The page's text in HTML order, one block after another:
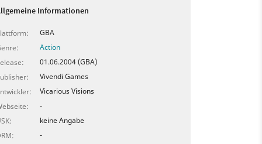
Informationen
GBA
Action
01.06.2004 (GBA)
Vivendi Games
Vicarious Visions
-
keine Angabe
-